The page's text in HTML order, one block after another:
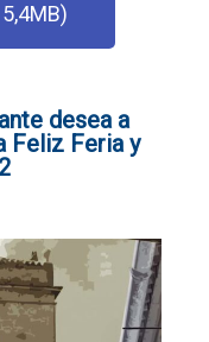
desea a
Feliz Feria y